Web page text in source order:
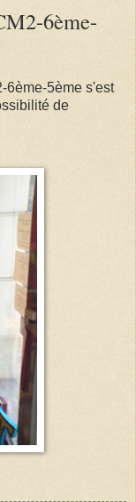
6ème-
6ème-5ème s'est
de